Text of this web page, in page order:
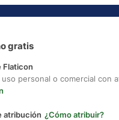
gratis
Flaticon
uso personal o comercial con
atribución ¿Cómo atribuir?